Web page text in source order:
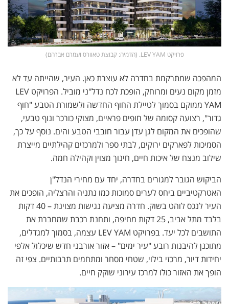
פרויקט LEV YAM. (הדמיה: קבוצת טאוורס ועמרם אברהם)
המהפכה שמתרקמת בחדרה לא עוצרת כאן. העיר, שהייתה עד לא
מזמן מקום נעים ומרוחק, הופכת לכח נדל"ני מוביל. הפרויקט LEV
YAM ממוקם בסמוך לטיילת החוף החדשה ולשמורת הטבע "חוף
גדור", רצועה קסומה של חופים פראיים, מצוקי כורכר ונוף טבעי,
שהופכים את המקום לגן עדן עבור חובבי הטבע והים. נוסף על כך,
הסמיכות לפארקים ירוקים, לבתי ספר ולמרכזים קהילתיים מייצרת
שילוב מנצח של איכות חיים, חינוך מצוין וקהילה חמה.
הביקוש הגובר למגורים בחדרה, יחד עם מחירי הנדל"ן
האטרקטיביים ביחס לערים סמוכות כמו נתניה והרצליה, הופכים את
העיר לנכס לוהט בשוק. חדרה מציעה נגישות מצוינת – 40 דקות
בלבד מתל אביב, 25 דקות מחיפה, ותחנת רכבת שמחברת את
התושבים לכל יעד. בפרויקט LEV YAM עצמה, בסמוך למגדלים,
מתוכנן להיבנות רובע "עיר ימים" – אזור אורבני חדש שיכלול אלפי
יחידות דיור, מרכזי בילוי, שטחי מסחר ומתחמים תרבותיים. צפי זה
הופך את האזור כולו למרכז עירוני שוקק חיים.